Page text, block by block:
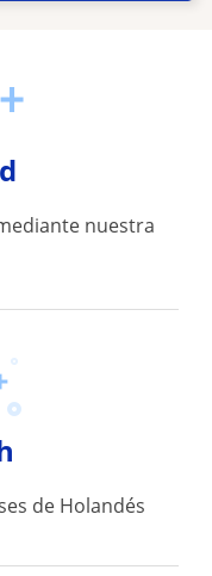
nuestra
de Holandés